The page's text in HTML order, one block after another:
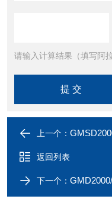
请输入计算结果（填写阿
上一个：
返回列表
下一个：